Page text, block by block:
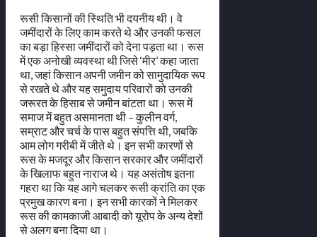
रूसी किसानों की स्थिति भी दयनीय थी। वे
जमींदारों के लिए काम करते थे और उनकी फसल
का बड़ा हिस्सा जमींदारों को देना पड़ता था। रूस
में एक अनोखी व्यवस्था थी जिसे ‘मीर’ कहा जाता
था, जहां किसान अपनी जमीन को सामुदायिक रूप
से रखते थे और यह समुदाय परिवारों को उनकी
जरूरत के हिसाब से जमीन बांटता था। रूस में
समाज में बहुत असमानता थी – कुलीन वर्ग,
सम्राट और चर्च के पास बहुत संपत्ति थी, जबकि
आम लोग गरीबी में जीते थे। इन सभी कारणों से
रूस के मजदूर और किसान सरकार और जमींदारों
के खिलाफ बहुत नाराज थे। यह असंतोष इतना
गहरा था कि यह आगे चलकर रूसी क्रांति का एक
प्रमुख कारण बना। इन सभी कारकों ने मिलकर
रूस की कामकाजी आबादी को यूरोप के अन्य देशों
से अलग बना दिया था।